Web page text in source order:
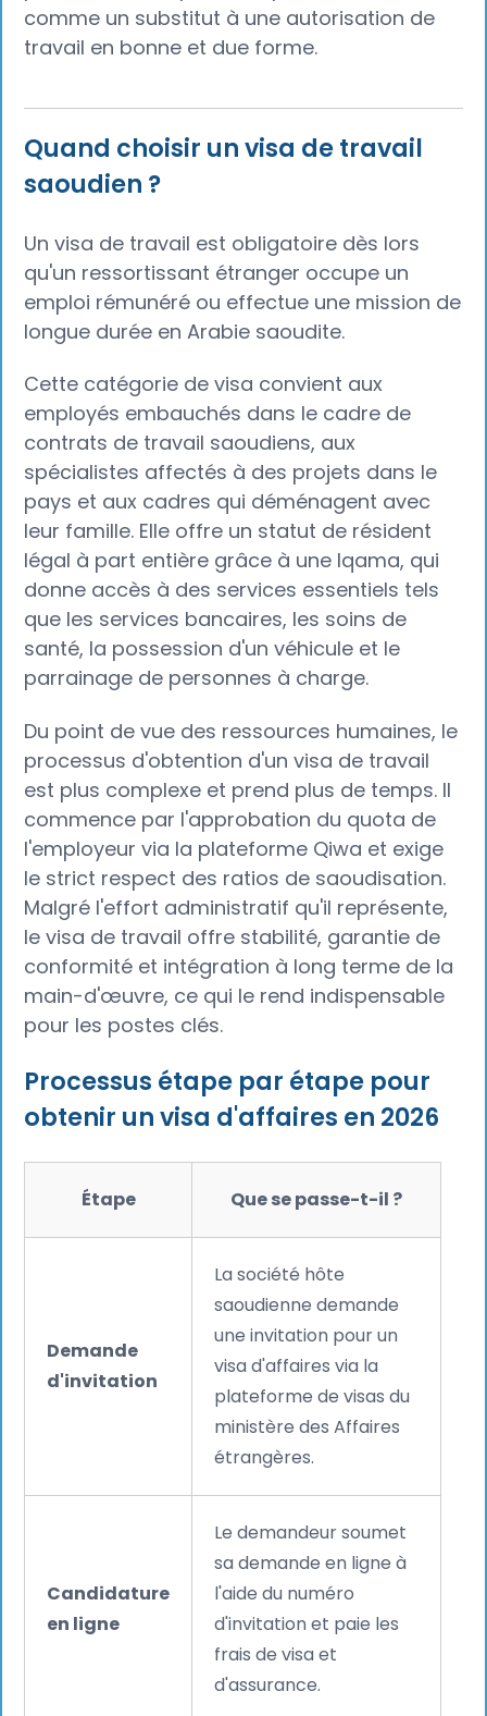
comme un substitut à une autorisation de
travail en bonne et due forme.
Quand choisir un visa de travail
saoudien ?
Un visa de travail est obligatoire dès lors
qu'un ressortissant étranger occupe un
emploi rémunéré ou effectue une mission de
longue durée en Arabie saoudite.
Cette catégorie de visa convient aux
employés embauchés dans le cadre de
contrats de travail saoudiens, aux
spécialistes affectés à des projets dans le
pays et aux cadres qui déménagent avec
leur famille. Elle offre un statut de résident
légal à part entière grâce à une Iqama, qui
donne accès à des services essentiels tels
que les services bancaires, les soins de
santé, la possession d'un véhicule et le
parrainage de personnes à charge.
Du point de vue des ressources humaines, le
processus d'obtention d'un visa de travail
est plus complexe et prend plus de temps. Il
commence par l'approbation du quota de
l'employeur via la plateforme Qiwa et exige
le strict respect des ratios de saoudisation.
Malgré l'effort administratif qu'il représente,
le visa de travail offre stabilité, garantie de
conformité et intégration à long terme de la
main-d'œuvre, ce qui le rend indispensable
pour les postes clés.
Processus étape par étape pour
obtenir un visa d'affaires en 2026
Étape Que se passe-t-il ?
Demande
d'invitation
La société hôte
saoudienne demande
une invitation pour un
visa d'affaires via la
plateforme de visas du
ministère des Affaires
étrangères.
Candidature
en ligne
Le demandeur soumet
sa demande en ligne à
l'aide du numéro
d'invitation et paie les
frais de visa et
d'assurance.